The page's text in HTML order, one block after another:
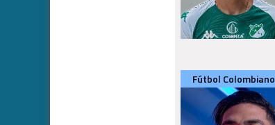
Fútbol Colombiano